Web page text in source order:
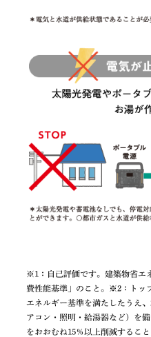
※1：自己評価です。建築物省エ
費性能基準」のこと。※2：トッ
エネルギー基準を満たしたうえ
アコン・照明・給湯器など）を
をおおむね15％以上削減するこ